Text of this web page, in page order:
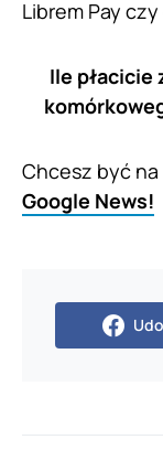
Librem Pay
Ile płacicie
Chcesz być
Google News!